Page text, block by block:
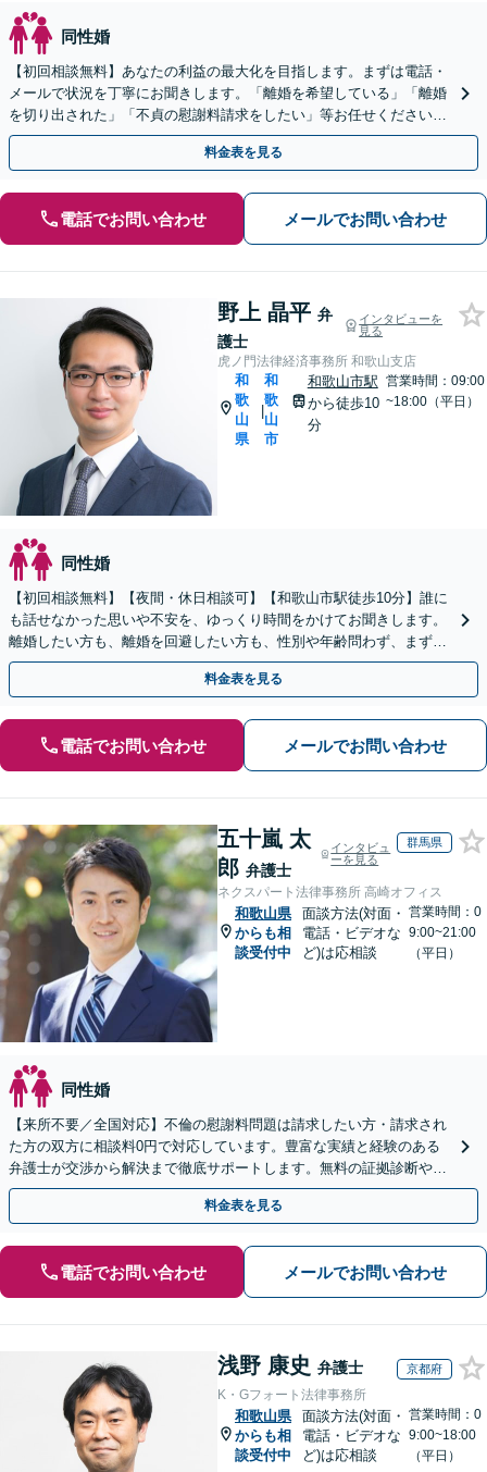
同性婚
【初回相談無料】あなたの利益の最大化を目指します。まずは電話・
メールで状況を丁寧にお聞きします。「離婚を希望している」「離婚
を切り出された」「不貞の慰謝料請求をしたい」等お任せください。
【リーズナブルな料金設定】
料金表を見る
電話でお問い合わせ メールでお問い合わせ
野上 晶平 弁
護士
インタビューを
見る
虎ノ門法律経済事務所 和歌山支店
和
歌
山
県
|
和
歌
山
市
和歌山市駅
から徒歩10
分
営業時間：09:00
~18:00（平日）
同性婚
【初回相談無料】【夜間・休日相談可】【和歌山市駅徒歩10分】誰に
も話せなかった思いや不安を、ゆっくり時間をかけてお聞きします。
離婚したい方も、離婚を回避したい方も、性別や年齢問わず、まずは
ご相談にお越しください。
料金表を見る
電話でお問い合わせ メールでお問い合わせ
五十嵐 太
郎 弁護士
インタビュ
ーを見る
群馬県
ネクスパート法律事務所 高崎オフィス
和歌山県
からも相
談受付中
面談方法(対面・
電話・ビデオな
ど)は応相談
営業時間：0
9:00~21:00
（平日）
同性婚
【来所不要／全国対応】不倫の慰謝料問題は請求したい方・請求され
た方の双方に相談料0円で対応しています。豊富な実績と経験のある
弁護士が交渉から解決まで徹底サポートします。無料の証拠診断や着
手金の返還保証もありますので安心してご相談ください。
料金表を見る
電話でお問い合わせ メールでお問い合わせ
浅野 康史 弁護士 京都府
K・Gフォート法律事務所
和歌山県
からも相
談受付中
面談方法(対面・
電話・ビデオな
ど)は応相談
営業時間：0
9:00~18:00
（平日）